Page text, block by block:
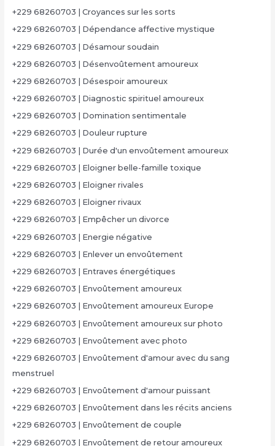
+229 68260703 | Croyances sur les sorts
+229 68260703 | Dépendance affective mystique
+229 68260703 | Désamour soudain
+229 68260703 | Désenvoûtement amoureux
+229 68260703 | Désespoir amoureux
+229 68260703 | Diagnostic spirituel amoureux
+229 68260703 | Domination sentimentale
+229 68260703 | Douleur rupture
+229 68260703 | Durée d'un envoûtement amoureux
+229 68260703 | Eloigner belle-famille toxique
+229 68260703 | Eloigner rivales
+229 68260703 | Eloigner rivaux
+229 68260703 | Empêcher un divorce
+229 68260703 | Energie négative
+229 68260703 | Enlever un envoûtement
+229 68260703 | Entraves énergétiques
+229 68260703 | Envoûtement amoureux
+229 68260703 | Envoûtement amoureux Europe
+229 68260703 | Envoûtement amoureux sur photo
+229 68260703 | Envoûtement avec photo
+229 68260703 | Envoûtement d'amour avec du sang
menstruel
+229 68260703 | Envoûtement d'amour puissant
+229 68260703 | Envoûtement dans les récits anciens
+229 68260703 | Envoûtement de couple
+229 68260703 | Envoûtement de retour amoureux